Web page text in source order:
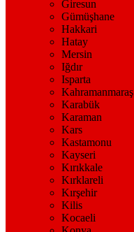
Giresun
Gümüşhane
Hakkari
Hatay
Mersin
Iğdır
Isparta
Kahramanmaraş
Karabük
Karaman
Kars
Kastamonu
Kayseri
Kırıkkale
Kırklareli
Kırşehir
Kilis
Kocaeli